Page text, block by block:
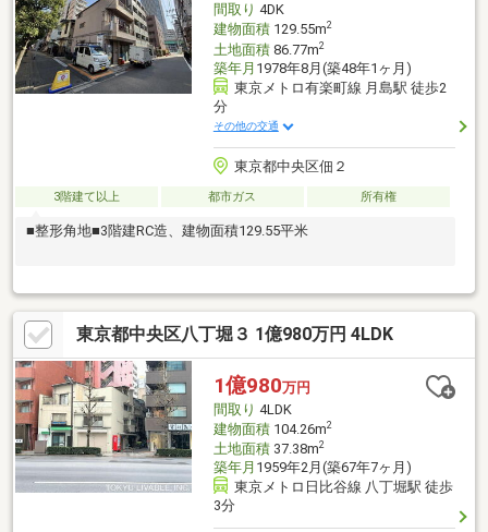
間取り 4DK
建物面積129.55m2
土地面積86.77m2
築年月 1978年8月(築48年1ヶ月)
東京メトロ有楽町線 月島駅 徒歩2
分
その他の交通
東京都中央区佃２
3階建て以上 都市ガス 所有権
■整形角地■3階建RC造、建物面積129.55平米
東京都中央区八丁堀３ 1億980万円 4LDK
1億980万円
間取り 4LDK
建物面積104.26m2
土地面積37.38m2
築年月 1959年2月(築67年7ヶ月)
東京メトロ日比谷線 八丁堀駅 徒歩
3分